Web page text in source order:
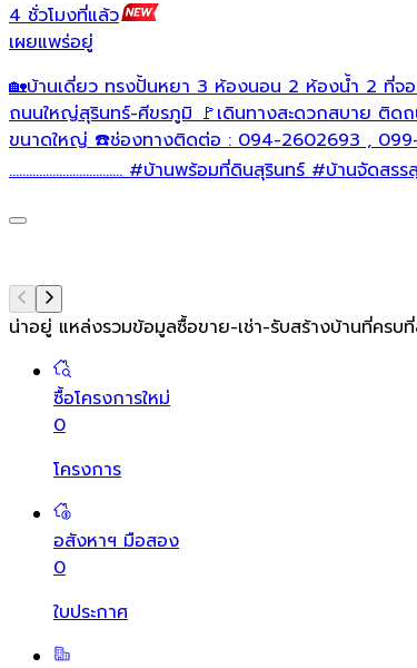
4 ชั่วโมงที่แล้ว
เผยแพร่อยู่
🏡บ้านเดี่ยว ทรงปั้นหยา 3 ห้องนอน 2 ห้องน้ำ 2 ที่จอ
ถนนใหญ่สุรินทร์-ศีขรภูมิ 🚩เดินทางสะดวกสบาย ติด
ขนาดใหญ่ ☎️ช่องทางติดต่อ : 094-2602693 , 099-
.................................. #บ้านพร้อมที่ดินสุรินทร์ #บ้านจัดสรร
น่าอยู่ แหล่งรวมข้อมูลซื้อขาย-เช่า-รับสร้างบ้านที่ครบ
ซื้อโครงการใหม่
0
โครงการ
อสังหาฯ มือสอง
0
ใบประกาศ